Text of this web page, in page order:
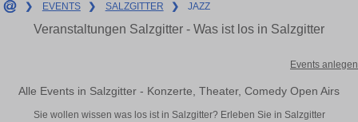
❯ EVENTS ❯ SALZGITTER ❯ JAZZ
Veranstaltungen Salzgitter - Was ist los in Salzgitter
Events anlegen
Alle Events in Salzgitter - Konzerte, Theater, Comedy Open Airs
Sie wollen wissen was los ist in Salzgitter? Erleben Sie in Salzgitter